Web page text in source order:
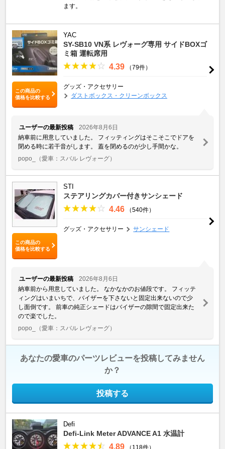
ます。
この商品の
価格を比較する
YAC
SY-SB10 VN系 レヴォーグ専用 サイドBOXゴ
ミ箱 運転席用
4.39 （79件）
グッズ・アクセサリー
ダストボックス・クリーンボックス
ユーザーの最新投稿
2026年8月6日
納車前に用意していました。 フィッティングはそこそこでドアを
閉める時に若干音がします。 蓋を閉めるのが少し手間かな。
popo_
（愛車：スバル レヴォーグ）
この商品の
価格を比較する
STI
ステアリングカバー付きサンシェード
4.46 （540件）
グッズ・アクセサリー サンシェード
ユーザーの最新投稿
2026年8月6日
納車前から用意していました。 なかなかのお値段です。 フィッテ
ィングはいまいちで、バイザーを下さないと固定出来ないので少
し面倒です。 前車の純正シェードはバイザーの隙間で固定出来た
ので楽でした。
popo_
（愛車：スバル レヴォーグ）
あなたの愛車のパーツレビューを投稿してみません
か？
投稿する
Defi
Defi-Link Meter ADVANCE A1 水温計
4.89
（118件）